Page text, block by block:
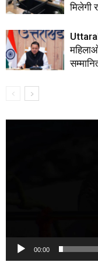
मिलेगी
00:00